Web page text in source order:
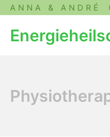
A N N A & A N D R É